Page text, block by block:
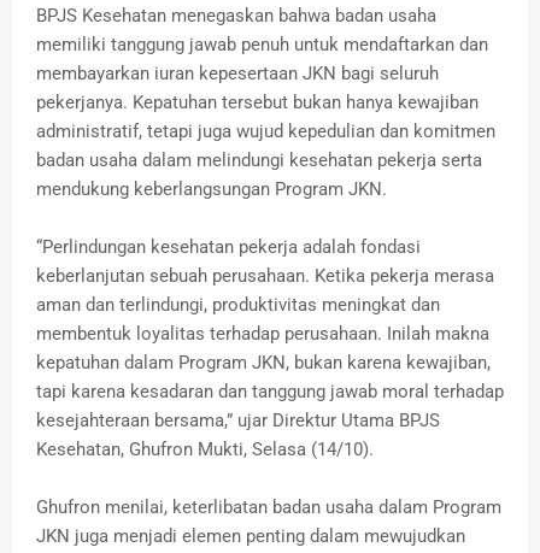
BPJS Kesehatan menegaskan bahwa badan usaha
memiliki tanggung jawab penuh untuk mendaftarkan dan
membayarkan iuran kepesertaan JKN bagi seluruh
pekerjanya. Kepatuhan tersebut bukan hanya kewajiban
administratif, tetapi juga wujud kepedulian dan komitmen
badan usaha dalam melindungi kesehatan pekerja serta
mendukung keberlangsungan Program JKN.
“Perlindungan kesehatan pekerja adalah fondasi
keberlanjutan sebuah perusahaan. Ketika pekerja merasa
aman dan terlindungi, produktivitas meningkat dan
membentuk loyalitas terhadap perusahaan. Inilah makna
kepatuhan dalam Program JKN, bukan karena kewajiban,
tapi karena kesadaran dan tanggung jawab moral terhadap
kesejahteraan bersama,” ujar Direktur Utama BPJS
Kesehatan, Ghufron Mukti, Selasa (14/10).
Ghufron menilai, keterlibatan badan usaha dalam Program
JKN juga menjadi elemen penting dalam mewujudkan